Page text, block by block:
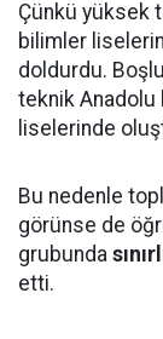
Çünkü yüksek
bilimler
doldurdu.
teknik Anadolu
liselerinde
Bu nedenle
görünse de
grubunda
etti.